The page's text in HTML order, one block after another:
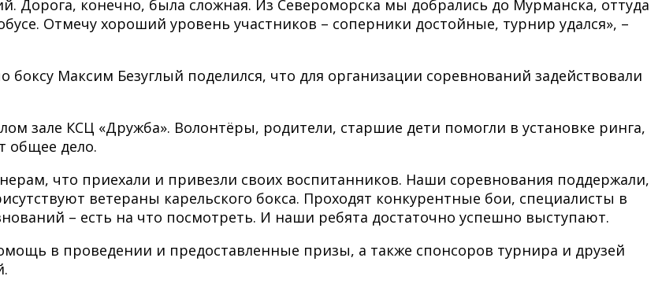
Дорога, конечно, была сложная. Из Североморска мы добрались до Мурманска, оттуда
Отмечу хороший уровень участников – соперники достойные, турнир удался», –
Максим Безуглый поделился, что для организации соревнований задействовали
зале КСЦ «Дружба». Волонтёры, родители, старшие дети помогли в установке ринга,
общее дело.
что приехали и привезли своих воспитанников. Наши соревнования поддержали,
ветераны карельского бокса. Проходят конкурентные бои, специалисты в
– есть на что посмотреть. И наши ребята достаточно успешно выступают.
в проведении и предоставленные призы, а также спонсоров турнира и друзей